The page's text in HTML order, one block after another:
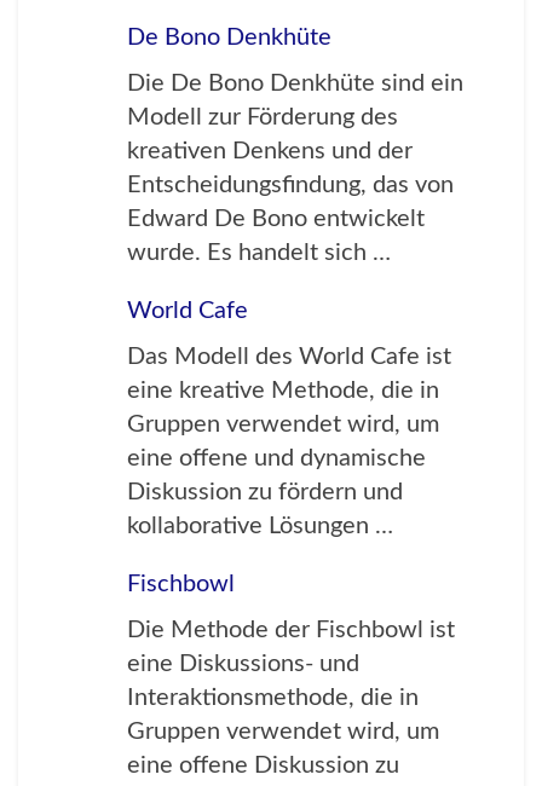
De Bono Denkhüte
Die De Bono Denkhüte sind ein
Modell zur Förderung des
kreativen Denkens und der
Entscheidungsfindung, das von
Edward De Bono entwickelt
wurde. Es handelt sich …
World Cafe
Das Modell des World Cafe ist
eine kreative Methode, die in
Gruppen verwendet wird, um
eine offene und dynamische
Diskussion zu fördern und
kollaborative Lösungen …
Fischbowl
Die Methode der Fischbowl ist
eine Diskussions- und
Interaktionsmethode, die in
Gruppen verwendet wird, um
eine offene Diskussion zu